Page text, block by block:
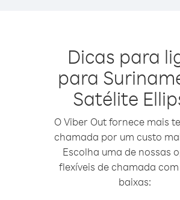
Dicas para
para
Satélite
O Viber Out fornece mais
chamada por um custo
Escolha uma de nossas
flexíveis de chamada
baixas: